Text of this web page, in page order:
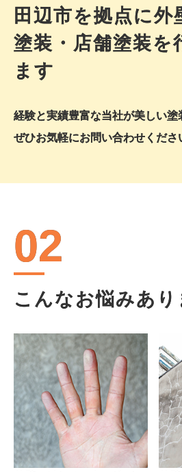
田辺市を拠点に外
塗装・店舗塗装を
ます
経験と実績豊富な当社が美しい塗
ぜひお気軽にお問い合わせくださ
02
こんなお悩みあり